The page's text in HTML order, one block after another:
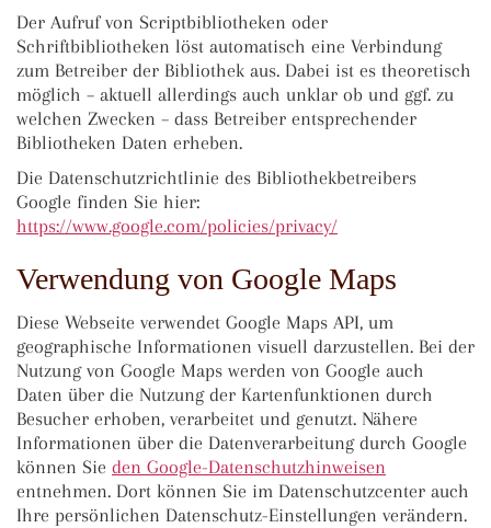
Der Aufruf von Scriptbibliotheken oder
Schriftbibliotheken löst automatisch eine Verbindung
zum Betreiber der Bibliothek aus. Dabei ist es theoretisch
möglich – aktuell allerdings auch unklar ob und ggf. zu
welchen Zwecken – dass Betreiber entsprechender
Bibliotheken Daten erheben.
Die Datenschutzrichtlinie des Bibliothekbetreibers
Google finden Sie hier:
https://www.google.com/policies/privacy/
Verwendung von Google Maps
Diese Webseite verwendet Google Maps API, um
geographische Informationen visuell darzustellen. Bei der
Nutzung von Google Maps werden von Google auch
Daten über die Nutzung der Kartenfunktionen durch
Besucher erhoben, verarbeitet und genutzt. Nähere
Informationen über die Datenverarbeitung durch Google
können Sie den Google-Datenschutzhinweisen
entnehmen. Dort können Sie im Datenschutzcenter auch
Ihre persönlichen Datenschutz-Einstellungen verändern.